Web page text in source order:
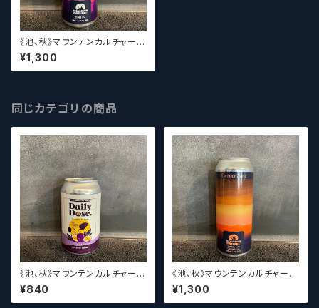
《池、秋》マウンテンカルチャー
ビーカインドリワインド / Moun
tain Culture Be Kind Rewin
d
¥1,300
同じカテゴリの商品
《池、秋》マウンテンカルチャー
デイリー ドース / Mountain
Culture Daily Dose
¥840
《池、秋》マウンテンカルチャー
デンジャーゾーン / Mountain
Culture Danger Zone
¥1,300